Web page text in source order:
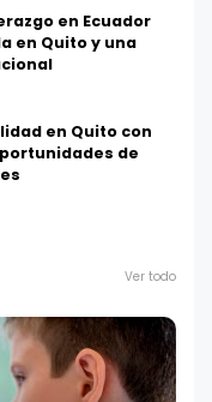
en Ecuador
en Quito y una
en Quito con
de
Ver todo